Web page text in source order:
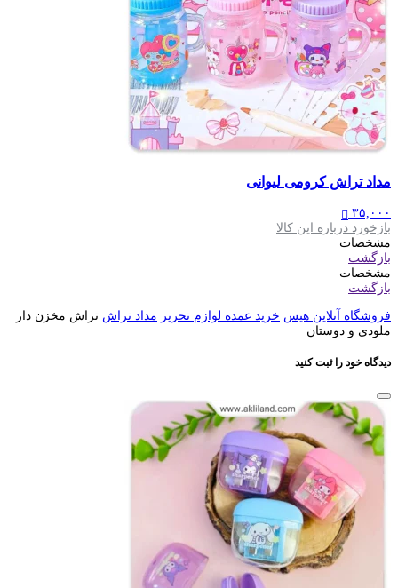
مداد تراش کرومی لیوانی
۳۵,۰۰۰
بازخورد درباره این کالا
مشخصات
بازگشت
مشخصات
بازگشت
فروشگاه آنلاین هیس خرید عمده لوازم تحریر مداد تراش تراش مخزن دار
ملودی و دوستان
دیدگاه خود را ثبت کنید